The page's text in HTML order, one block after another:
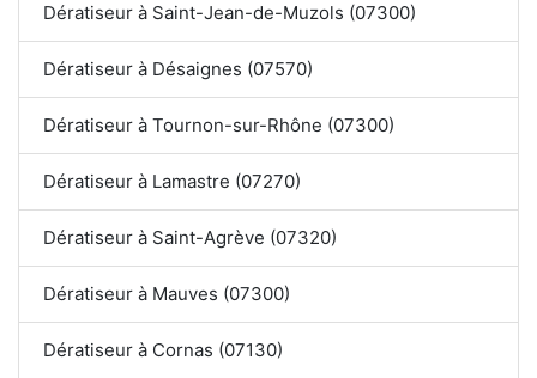
Dératiseur à Saint-Jean-de-Muzols (07300)
Dératiseur à Désaignes (07570)
Dératiseur à Tournon-sur-Rhône (07300)
Dératiseur à Lamastre (07270)
Dératiseur à Saint-Agrève (07320)
Dératiseur à Mauves (07300)
Dératiseur à Cornas (07130)